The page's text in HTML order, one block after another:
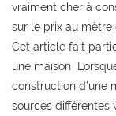
vraiment cher à
sur le prix au mètre
Cet article fait
une maison
construction d’une
sources différentes